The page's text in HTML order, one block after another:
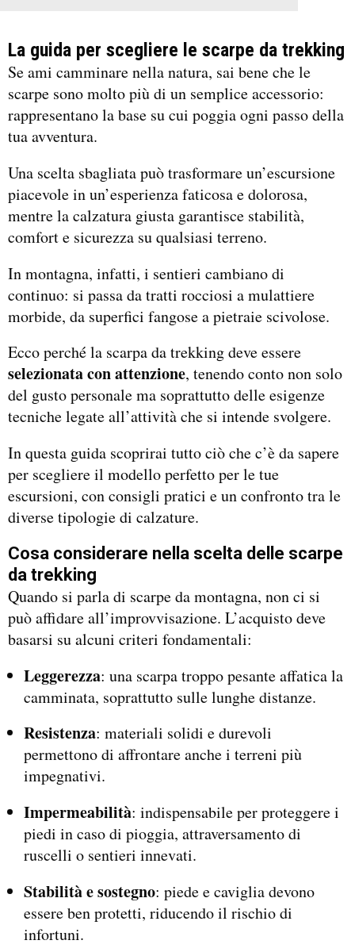
La guida per scegliere le scarpe da trekking
Se ami camminare nella natura, sai bene che le
scarpe sono molto più di un semplice accessorio:
rappresentano la base su cui poggia ogni passo della
tua avventura.
Una scelta sbagliata può trasformare un’escursione
piacevole in un’esperienza faticosa e dolorosa,
mentre la calzatura giusta garantisce stabilità,
comfort e sicurezza su qualsiasi terreno.
In montagna, infatti, i sentieri cambiano di
continuo: si passa da tratti rocciosi a mulattiere
morbide, da superfici fangose a pietraie scivolose.
Ecco perché la scarpa da trekking deve essere
selezionata con attenzione, tenendo conto non solo
del gusto personale ma soprattutto delle esigenze
tecniche legate all’attività che si intende svolgere.
In questa guida scoprirai tutto ciò che c’è da sapere
per scegliere il modello perfetto per le tue
escursioni, con consigli pratici e un confronto tra le
diverse tipologie di calzature.
Cosa considerare nella scelta delle scarpe
da trekking
Quando si parla di scarpe da montagna, non ci si
può affidare all’improvvisazione. L’acquisto deve
basarsi su alcuni criteri fondamentali:
Leggerezza: una scarpa troppo pesante affatica la
camminata, soprattutto sulle lunghe distanze.
Resistenza: materiali solidi e durevoli
permettono di affrontare anche i terreni più
impegnativi.
Impermeabilità: indispensabile per proteggere i
piedi in caso di pioggia, attraversamento di
ruscelli o sentieri innevati.
Stabilità e sostegno: piede e caviglia devono
essere ben protetti, riducendo il rischio di
infortuni.